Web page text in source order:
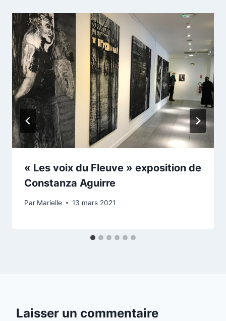
« Les voix du Fleuve » exposition de
Constanza Aguirre
Par Marielle 13 mars 2021
Laisser un commentaire